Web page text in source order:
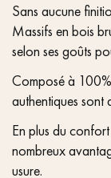
Sans aucune
Massifs en bois
selon ses goûts
Composé à
authentiques sont
En plus du
nombreux
usure.